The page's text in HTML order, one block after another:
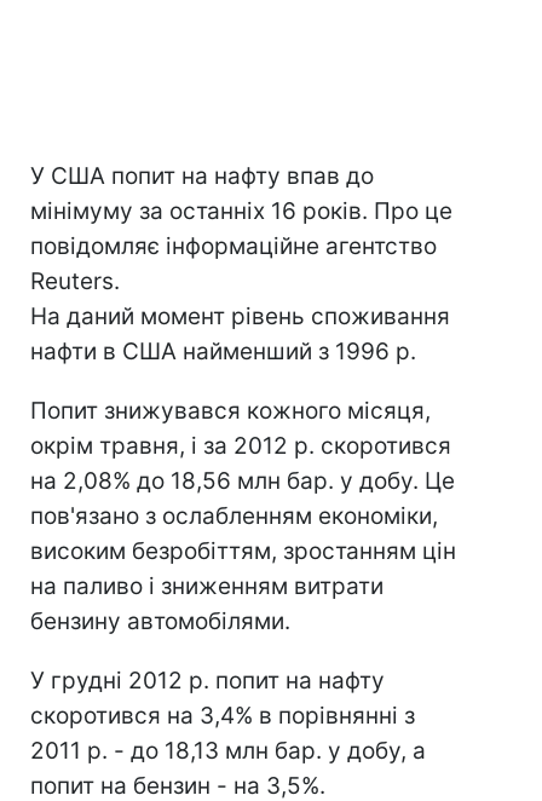
У США попит на нафту впав до
мінімуму за останніх 16 років. Про це
повідомляє інформаційне агентство
Reuters.
На даний момент рівень споживання
нафти в США найменший з 1996 р.
Попит знижувався кожного місяця,
окрім травня, і за 2012 р. скоротився
на 2,08% до 18,56 млн бар. у добу. Це
пов'язано з ослабленням економіки,
високим безробіттям, зростанням цін
на паливо і зниженням витрати
бензину автомобілями.
У грудні 2012 р. попит на нафту
скоротився на 3,4% в порівнянні з
2011 р. - до 18,13 млн бар. у добу, а
попит на бензин - на 3,5%.